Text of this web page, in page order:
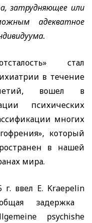
затрудняющее или
адекватное
стал
в течение
вошел в
психических
многих
который
в нашей
мира.
г. ввел E. Kraepelin
задержка
psychishe